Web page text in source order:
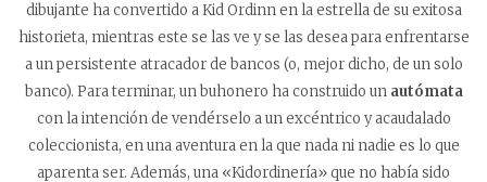
dibujante ha convertido a Kid Ordinn en la estrella de su exitosa
historieta, mientras este se las ve y se las desea para enfrentarse
a un persistente atracador de bancos (o, mejor dicho, de un solo
banco). Para terminar, un buhonero ha construido un autómata
con la intención de vendérselo a un excéntrico y acaudalado
coleccionista, en una aventura en la que nada ni nadie es lo que
aparenta ser. Además, una «Kidordinería» que no había sido